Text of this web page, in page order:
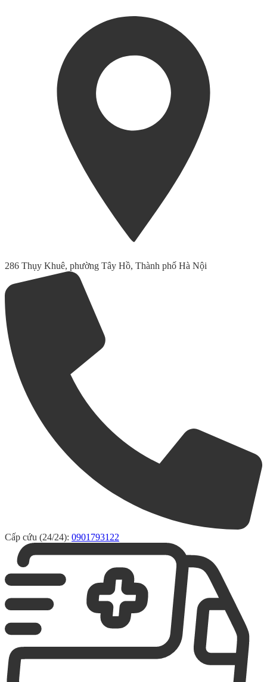
286 Thụy Khuê, phường Tây Hồ, Thành phố Hà Nội
Cấp cứu (24/24): 0901793122